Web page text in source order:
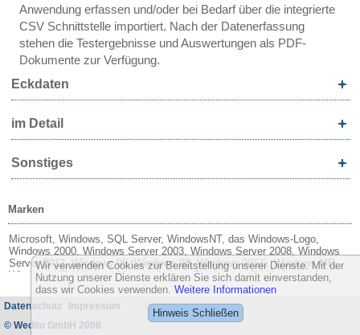
Anwendung erfassen und/oder bei Bedarf über die integrierte
CSV Schnittstelle importiert. Nach der Datenerfassung
stehen die Testergebnisse und Auswertungen als PDF-
Dokumente zur Verfügung.
Eckdaten
im Detail
Sonstiges
Marken
Microsoft, Windows, SQL Server, WindowsNT, das Windows-Logo,
Windows 2000, Windows Server 2003, Windows Server 2008, Windows
Server 2012, Windows 95, Windows 98, Windows 98SE, Windows ME,
Windows XP, Windows Vista, Windows 7, Windows 8, Windows 10,
Word, Excel, Outlook, Microsoft Edge und Internet Explorer sind
entweder eingetragene Warenzeichen oder Marken der Microsoft
Corporation in den USA und/oder anderen Ländern.
Datenschutz
Impressum
© Wedito GmbH 2008
Wir verwenden Cookies zur Bereitstellung unserer Dienste. Mit der
Nutzung unserer Dienste erklären Sie sich damit einverstanden,
dass wir Cookies verwenden. Weitere Informationen
Hinweis Schließen